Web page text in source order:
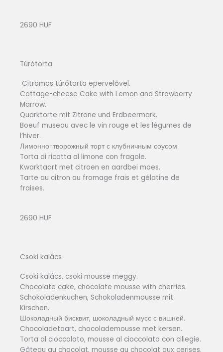
2690 HUF
Túrótorta
Citromos túrótorta epervelővel.
Cottage-cheese Cake with Lemon and Strawberry
Marrow.
Quarktorte mit Zitrone und Erdbeermark.
Boeuf museau avec le vin rouge et les légumes de
l’hiver.
Лимонно-творожный торт с клубничным соусом.
Torta di ricotta al limone con fragole.
Kwarktaart met citroen en aardbei moes.
Tarte au citron au fromage frais et gélatine de
fraises.
2690 HUF
Csoki kalács
Csoki kalács, csoki mousse meggy.
Chocolate cake, chocolate mousse with cherries.
Schokoladenkuchen, Schokoladenmousse mit
Kirschen.
Шоколадный бисквит, шоколадный мусс с вишней.
Chocoladetaart, chocolademousse met kersen.
Torta al cioccolato, mousse al cioccolato con ciliegie.
Gâteau au chocolat, mousse au chocolat aux cerises.